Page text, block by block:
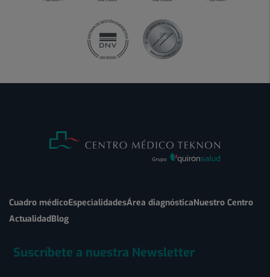
Cuadro médicoEspecialidadesÁrea diagnósticaNuestro Centro
ActualidadBlog
Suscríbete a nuestra Newsletter